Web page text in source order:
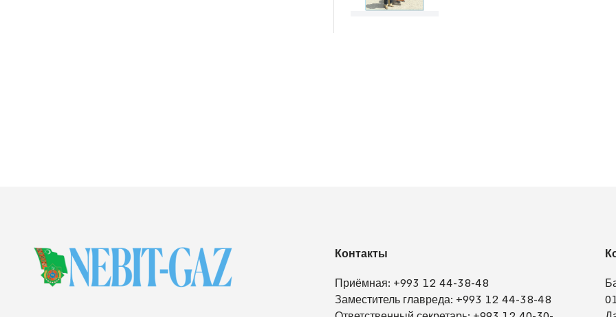
Контакты
Приёмная: +993 12 44-38-48
Заместитель главреда: +993 12 44-38-48